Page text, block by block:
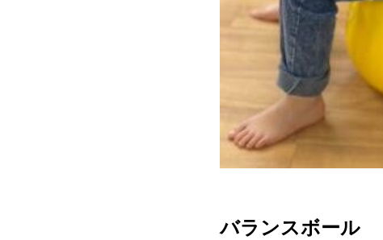
バランスボール